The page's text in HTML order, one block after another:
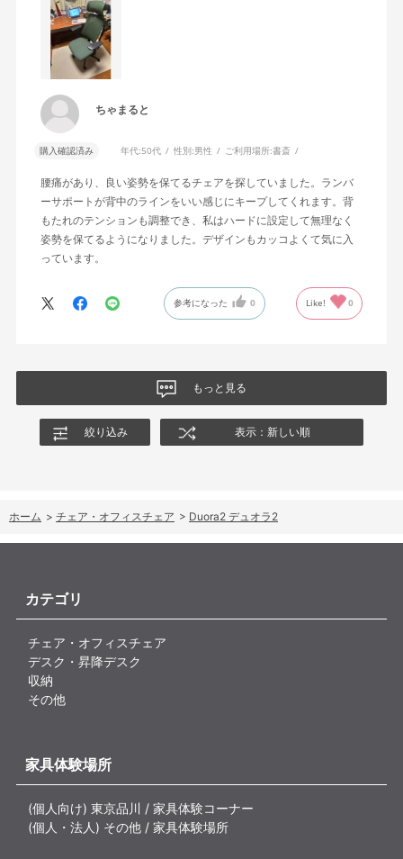
ちゃまると
購入確認済み 年代:50代 性別:男性 ご利用場所:書斎
腰痛があり、良い姿勢を保てるチェアを探していました。ランバ
ーサポートが背中のラインをいい感じにキープしてくれます。背
もたれのテンションも調整でき、私はハードに設定して無理なく
姿勢を保てるようになりました。デザインもカッコよくて気に入
っています。
参考になった 0 Like! 0
もっと見る
絞り込み 表示：新しい順
ホーム > チェア・オフィスチェア > Duora2 デュオラ2
カテゴリ
チェア・オフィスチェア
デスク・昇降デスク
収納
その他
家具体験場所
(個人向け) 東京品川 / 家具体験コーナー
(個人・法人) その他 / 家具体験場所